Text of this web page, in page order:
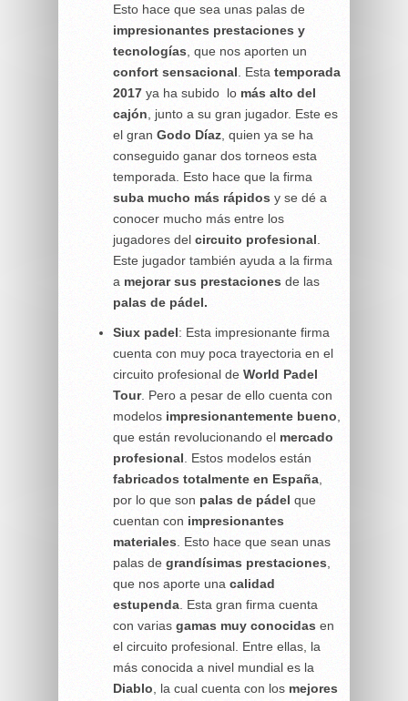
Esto hace que sea unas palas de
impresionantes prestaciones y
tecnologías , que nos aporten un
confort sensacional . Esta temporada
2017 ya ha subido lo más alto del
cajón , junto a su gran jugador. Este es
el gran Godo Díaz , quien ya se ha
conseguido ganar dos torneos esta
temporada. Esto hace que la firma
suba mucho más rápidos y se dé a
conocer mucho más entre los
jugadores del circuito profesional
Este jugador también ayuda a la firma
a mejorar sus prestaciones de las
palas de pádel.
Siux padel: Esta impresionante firma
cuenta con muy poca trayectoria en el
circuito profesional de World Padel
Tour. Pero a pesar de ello cuenta con
modelos impresionantemente bueno
que están revolucionando el mercado
profesional . Estos modelos están
fabricados totalmente en España
por lo que son palas de pádel que
cuentan con impresionantes
materiales . Esto hace que sean unas
palas de grandísimas prestaciones
que nos aporte una calidad
estupenda . Esta gran firma cuenta
con varias gamas muy conocidas en
el circuito profesional. Entre ellas, la
más conocida a nivel mundial es la
Diablo , la cual cuenta con los mejores